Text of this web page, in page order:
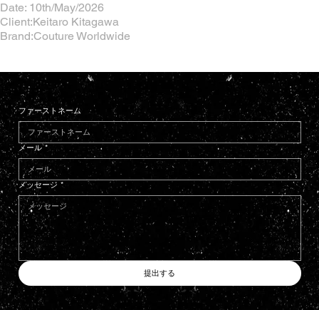
Date: 10th/May/2026
Client:Keitaro Kitagawa
Brand:Couture Worldwide
ファーストネーム
メール *
メッセージ *
提出する